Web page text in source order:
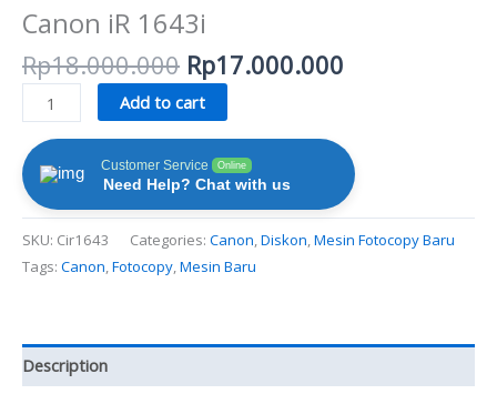
Canon iR 1643i
Rp18.000.000 Rp17.000.000
Add to cart
Customer Service Online
Need Help? Chat with us
SKU: Cir1643 Categories: Canon Diskon Mesin Fotocopy Baru
Tags: Canon Fotocopy Mesin Baru
Description